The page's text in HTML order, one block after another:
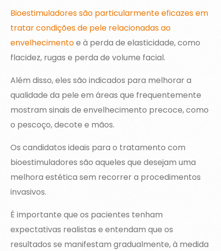
Bioestimuladores são particularmente eficazes em
tratar condições de pele relacionadas ao
envelhecimentoe à perda de elasticidade, como
flacidez, rugas e perda de volume facial.
Além disso, eles são indicados para melhorar a
qualidade da pele em áreas que frequentemente
mostram sinais de envelhecimento precoce, como
o pescoço, decote e mãos.
Os candidatos ideais para o tratamento com
bioestimuladores são aqueles que desejam uma
melhora estética sem recorrer a procedimentos
invasivos.
É importante que os pacientes tenham
expectativas realistas e entendam que os
resultados se manifestam gradualmente, à medida